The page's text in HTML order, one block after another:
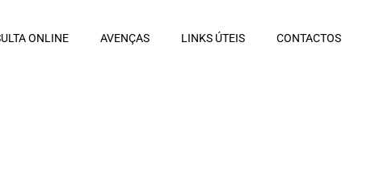
ONLINE AVENÇAS LINKS ÚTEIS CONTACTOS